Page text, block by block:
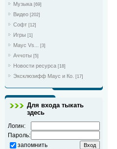
Музыка [69]
Видео [202]
Софт [12]
Игры [1]
Маус Vs... [3]
Аччоты [5]
Новости ресурса [18]
Эксклюзифф Маус и Ко. [17]
Для входа тыкать
здесь
Логин:
Пароль:
запомнить